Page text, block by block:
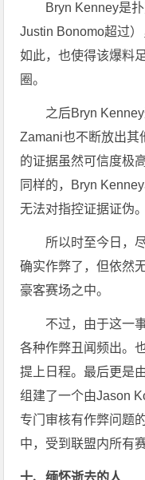
Bryn Kenney是
Justin Bonomo超过
如此，也使得该爆料
圈。
之后Bryn
Zamani也不断放出其
的证据虽然可信度极
同样的，Bryn
无法对指控证据证伪。
所以时至今日，
确实作弊了，但依然
豪客赛场之中。
不过，由于这一
各种作弊丑闻频出。
提上日程。最后更是
组建了一个由Jason
专门审核有作弊问题
中，受到联盟内所有